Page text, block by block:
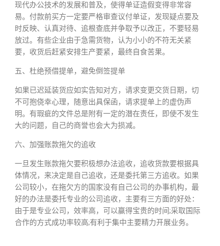
现代办公技术的发展和普及，使得单证造假变得非常容
易。付款前买方一定要严格审查议付单证，发现疑点要及
时反映、认真对待、追根查底并争取予以改正，不要轻易
放过。有些企业由于急需货物，认为小小的不符无关紧
要，收货后赶紧安排生产要紧，最终自食苦果。
五、杜绝预借提单，避免倒签提单
如果已迟延装货应如实告知对方，请求变更交货日期，切
不可抱侥幸心理，随意出具保函，请求提单上的虚伪声
明。有瑕疵的文件总是附有一定的潜在责任，即使不发生
大的问题，自己的商誉也会大为损减。
六、加强账款拖欠的追收
一旦发生账款拖欠要积极想办法追收，追收货款要根据具
体情况，来决定是自己追收，还是委托第三方追收。如果
公司较小，在拖欠方的国家没有自己公司的办事机构，最
好的办法是委托专业的公司追收，主要有三方面的好处：
由于是专业公司，效率高，可以赢得宝贵的时间;采取国际
合作的方式成功率较高;有利于集中主要精力开展业务。